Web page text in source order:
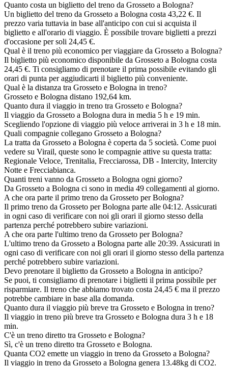
Quanto costa un biglietto del treno da Grosseto a Bologna?
Un biglietto del treno da Grosseto a Bologna costa 43,22 €. Il
prezzo varia tuttavia in base all'anticipo con cui si acquista il
biglietto e all'orario di viaggio. È possibile trovare biglietti a prezzi
d'occasione per soli 24,45 €.
Qual è il treno più economico per viaggiare da Grosseto a Bologna?
Il biglietto più economico disponibile da Grosseto a Bologna costa
24,45 €. Ti consigliamo di prenotare il prima possibile evitando gli
orari di punta per aggiudicarti il biglietto più conveniente.
Qual è la distanza tra Grosseto e Bologna in treno?
Grosseto e Bologna distano 192,64 km.
Quanto dura il viaggio in treno tra Grosseto e Bologna?
Il viaggio da Grosseto a Bologna dura in media 5 h e 19 min.
Scegliendo l'opzione di viaggio più veloce arriverai in 3 h e 18 min.
Quali compagnie collegano Grosseto a Bologna?
La tratta da Grosseto a Bologna è coperta da 5 società. Come puoi
vedere su Virail, queste sono le compagnie attive su questa tratta:
Regionale Veloce, Trenitalia, Frecciarossa, DB - Intercity, Intercity
Notte e Frecciabianca.
Quanti treni vanno da Grosseto a Bologna ogni giorno?
Da Grosseto a Bologna ci sono in media 49 collegamenti al giorno.
A che ora parte il primo treno da Grosseto per Bologna?
Il primo treno da Grosseto per Bologna parte alle 04:12. Assicurati
in ogni caso di verificare con noi gli orari il giorno stesso della
partenza perché potrebbero subire variazioni.
A che ora parte l'ultimo treno da Grosseto per Bologna?
L'ultimo treno da Grosseto a Bologna parte alle 20:39. Assicurati in
ogni caso di verificare con noi gli orari il giorno stesso della partenza
perché potrebbero subire variazioni.
Devo prenotare il biglietto da Grosseto a Bologna in anticipo?
Se puoi, ti consigliamo di prenotare i biglietti il prima possibile per
risparmiare. Il treno che abbiamo trovato costa 24,45 € ma il prezzo
potrebbe cambiare in base alla domanda.
Quanto dura il viaggio più breve tra Grosseto e Bologna in treno?
Il viaggio in treno più breve tra Grosseto e Bologna dura 3 h e 18
min.
C'è un treno diretto tra Grosseto e Bologna?
Sì, c'è un treno diretto tra Grosseto e Bologna.
Quanta CO2 emette un viaggio in treno da Grosseto a Bologna?
Il viaggio in treno da Grosseto a Bologna genera 13.48kg di CO2.